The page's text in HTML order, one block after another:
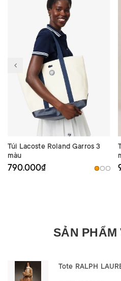
Túi Lacoste Roland Garros 3
màu
790.000₫
SẢN PHẨM
Tote RALPH